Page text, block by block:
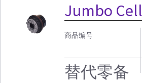
Jumbo
商品编号
替代零备